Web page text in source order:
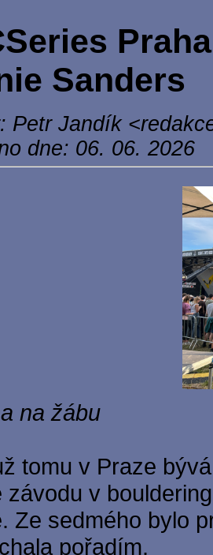
Sanders
Petr Jandík
dne: 06. 06. 2026
na žábu
tomu v Praze
závodu v
Ze sedmého bylo
pořadím.